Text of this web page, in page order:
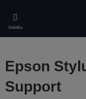
main
content
Nabídka
Epson
Support